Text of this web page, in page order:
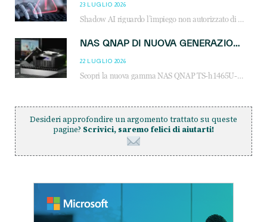
23 LUGLIO 2026
Shadow AI riguardo l’impiego non autorizzato di sistemi AI all’interno dell’azienda. E’ una pratica che si diffonde a partire dai dipendenti fino ai dirigenti e mette a repentaglio la cybersecurity, con costi più elevati per le organizzazioni. Due recenti report illustrano il fenomeno e forniscono dati in merito
NAS QNAP DI NUOVA GENERAZIONE: PIÙ PRESTAZIONI, SCALABILITÀ E PROTEZIONE DEI DATI PER LE INFRASTRUTTURE IT MODERNE
22 LUGLIO 2026
Scopri la nuova gamma NAS QNAP TS-h1465U-RP, TS-h1065eU e TS-h665U: storage aziendale con ZFS, DDR5, E1.S NVMe e connettività 2.5GbE per backup, virtualizzazione e cybersecurity.
Desideri approfondire un argomento trattato su queste
pagine? Scrivici, saremo felici di aiutarti!